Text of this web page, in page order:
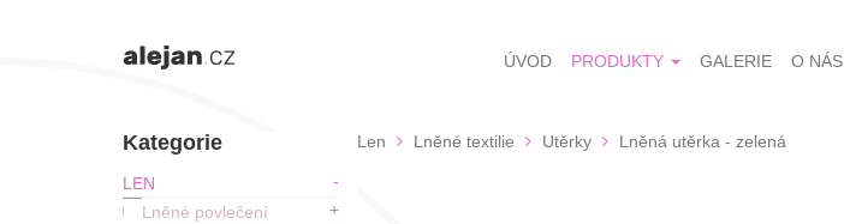
ÚVOD PRODUKTY GALERIE O NÁS
Kategorie
LEN
Lněné povlečení
Len Lněné textilie Utěrky Lněná utěrka - zelená